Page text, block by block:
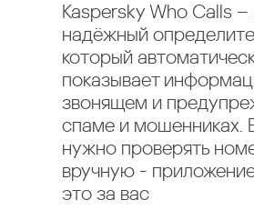
Kaspersky Who Calls
надёжный
который
показывает
звонящем и
спаме и мошенниках.
нужно проверять
вручную -
это за вас